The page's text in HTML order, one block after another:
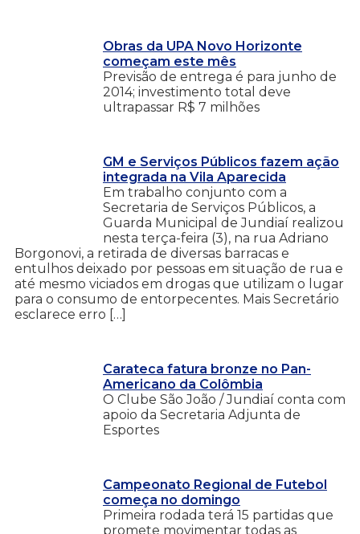
Obras da UPA Novo Horizonte
começam este mês
Previsão de entrega é para junho de
2014; investimento total deve
ultrapassar R$ 7 milhões
GM e Serviços Públicos fazem ação
integrada na Vila Aparecida
Em trabalho conjunto com a
Secretaria de Serviços Públicos, a
Guarda Municipal de Jundiaí realizou
nesta terça-feira (3), na rua Adriano
Borgonovi, a retirada de diversas barracas e
entulhos deixado por pessoas em situação de rua e
até mesmo viciados em drogas que utilizam o lugar
para o consumo de entorpecentes. Mais Secretário
esclarece erro […]
Carateca fatura bronze no Pan-
Americano da Colômbia
O Clube São João / Jundiaí conta com
apoio da Secretaria Adjunta de
Esportes
Campeonato Regional de Futebol
começa no domingo
Primeira rodada terá 15 partidas que
promete movimentar todas as